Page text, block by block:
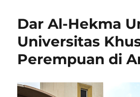
Dar Al-Hekma
Universitas
Perempuan di